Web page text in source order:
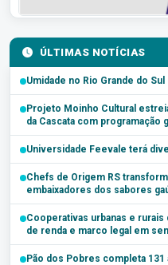
ÚLTIMAS NOTÍCIAS
Umidade no Rio Grande do Sul
Projeto Moinho Cultural
da Cascata com programação
Universidade Feevale terá
Chefs de Origem RS
embaixadores dos sabores
Cooperativas urbanas e
de renda e marco legal em
Pão dos Pobres completa